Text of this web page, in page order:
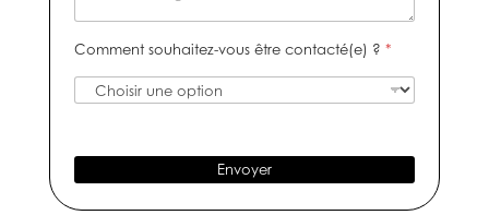
f
é
r
o
t
-
m
*
s
a
g
e
Comment souhaitez-vous être contacté(e) ?*
Envoyer